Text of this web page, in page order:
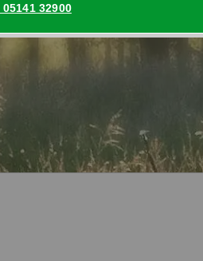
05141 32900